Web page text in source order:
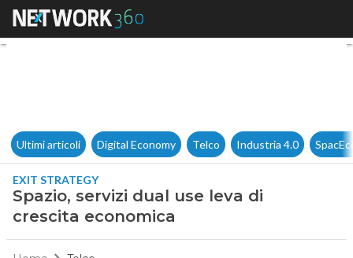
Spazio, servizi dual use leva
Ultimi articoli Digital Economy Telco Industria 4.0
EXIT STRATEGY
Spazio, servizi dual use leva di
crescita economica